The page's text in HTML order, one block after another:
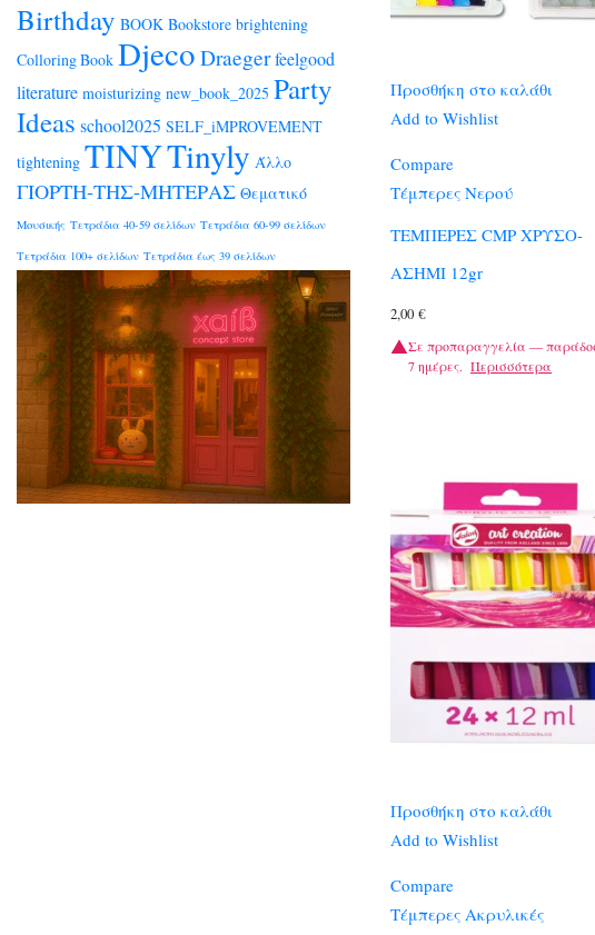
Προσθήκη στο καλάθι
Add to Wishlist
Compare
Τέμπερες Νερού
ΤΕΜΠΕΡΕΣ CMP ΧΡΥΣΟ-
ΑΣΗΜΙ 12gr
2,00 €
Σε προπαραγγελία —
7 ημέρες. Περισσότερα
Προσθήκη στο καλάθι
Add to Wishlist
Compare
Τέμπερες Ακρυλικές
Birthday BOOK Bookstore brightening
Colloring Book Djeco Draegerfeelgood
literature moisturizing new_book_2025 Party
Ideas school2025 SELF_iMPROVEMENT
tightening TINYTinyly Άλλο
ΓΙΟΡΤΗ-ΤΗΣ-ΜΗΤΕΡΑΣ Θεματικό
Μουσικής Τετράδια 40-59 σελίδων Τετράδια 60-99 σελίδων
Τετράδια 100+ σελίδων Τετράδια έως 39 σελίδων